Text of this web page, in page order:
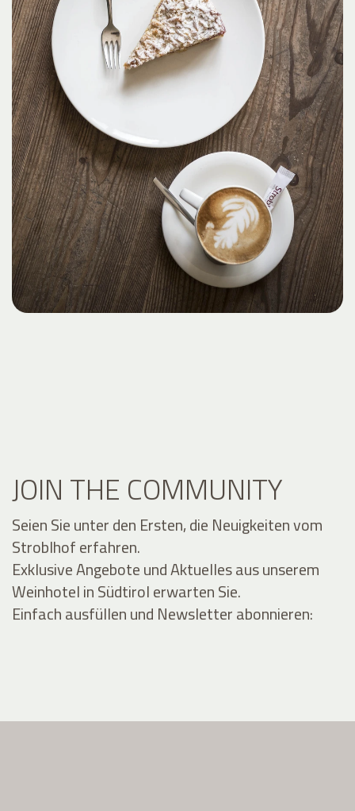
JOIN THE COMMUNITY
Seien Sie unter den Ersten, die Neuigkeiten vom
Stroblhof erfahren.
Exklusive Angebote und Aktuelles aus unserem
Weinhotel in Südtirol erwarten Sie.
Einfach ausfüllen und Newsletter abonnieren: